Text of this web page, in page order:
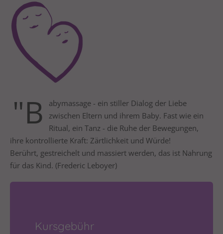
24h / 365days
We offer support for our customers
Get in touch
Cybersteel Inc.
376-293 City Road, Suite 600
San Francisco, CA 94102
Drop us a line
"B
abymassage - ein stiller Dialog der Liebe
zwischen Eltern und ihrem Baby. Fast wie ein
Ritual, ein Tanz - die Ruhe der Bewegungen,
ihre kontrollierte Kraft: Zärtlichkeit und Würde!
Berührt, gestreichelt und massiert werden, das ist Nahrung
für das Kind. (Frederic Leboyer)
Kursgebühr